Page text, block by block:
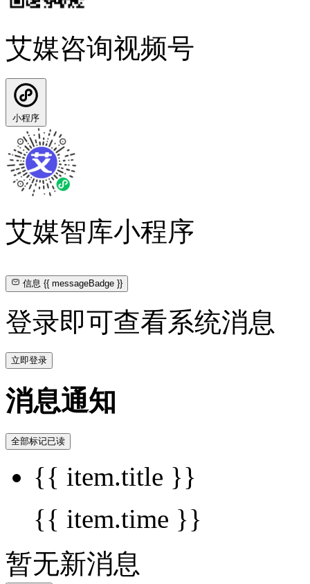
艾媒咨询视频号
小程序
艾媒智库小程序
信息{{ messageBadge }}
登录即可查看系统消息
立即登录
消息通知
全部标记已读
{{ item.title }}
{{ item.time }}
暂无新消息